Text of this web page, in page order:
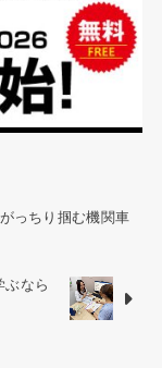
っちり掴む機関車
ぶなら